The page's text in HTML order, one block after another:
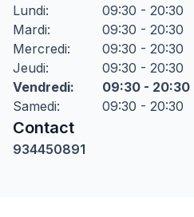
Lundi:
09:30 - 20:30
Mardi:
09:30 - 20:30
Mercredi:
09:30 - 20:30
Jeudi:
09:30 - 20:30
Vendredi:
09:30 - 20:30
Samedi: 09:30 - 20:30
Contact
934450891